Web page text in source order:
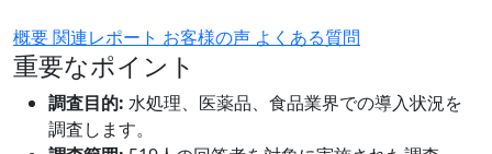
概要関連レポート お客様の声 よくある質問
重要なポイント
調査目的: 水処理、医薬品、食品業界での導入状況を
調査します。